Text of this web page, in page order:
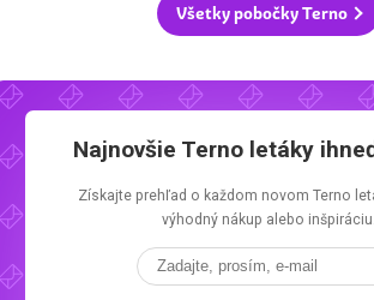
Všetky pobočky Terno
Najnovšie Terno letáky
Získajte prehľad o každom novom Terno
výhodný nákup alebo inšpiráciu.